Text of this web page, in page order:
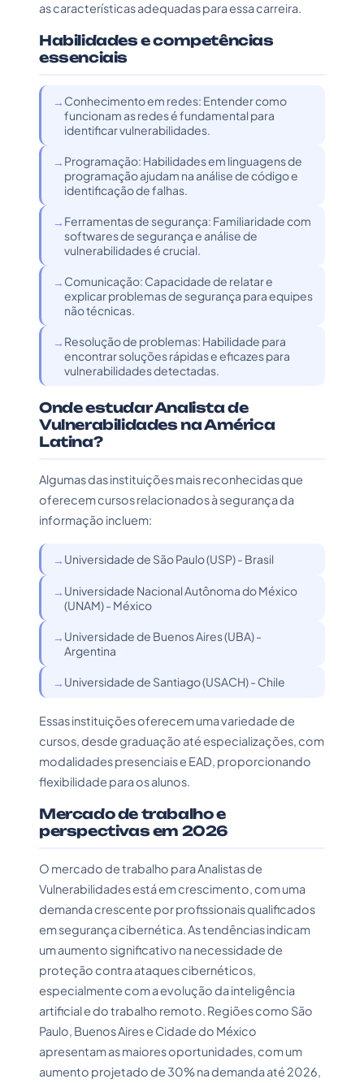
as características adequadas para essa carreira.
Habilidades e competências
essenciais
Conhecimento em redes: Entender como
funcionam as redes é fundamental para
identificar vulnerabilidades.
Programação: Habilidades em linguagens de
programação ajudam na análise de código e
identificação de falhas.
Ferramentas de segurança: Familiaridade com
softwares de segurança e análise de
vulnerabilidades é crucial.
Comunicação: Capacidade de relatar e
explicar problemas de segurança para equipes
não técnicas.
Resolução de problemas: Habilidade para
encontrar soluções rápidas e eficazes para
vulnerabilidades detectadas.
Onde estudar Analista de
Vulnerabilidades na América
Latina?
Algumas das instituições mais reconhecidas que
oferecem cursos relacionados à segurança da
informação incluem:
Universidade de São Paulo (USP) - Brasil
Universidade Nacional Autônoma do México
(UNAM) - México
Universidade de Buenos Aires (UBA) -
Argentina
Universidade de Santiago (USACH) - Chile
Essas instituições oferecem uma variedade de
cursos, desde graduação até especializações, com
modalidades presenciais e EAD, proporcionando
flexibilidade para os alunos.
Mercado de trabalho e
perspectivas em 2026
O mercado de trabalho para Analistas de
Vulnerabilidades está em crescimento, com uma
demanda crescente por profissionais qualificados
em segurança cibernética. As tendências indicam
um aumento significativo na necessidade de
proteção contra ataques cibernéticos,
especialmente com a evolução da inteligência
artificial e do trabalho remoto. Regiões como São
Paulo, Buenos Aires e Cidade do México
apresentam as maiores oportunidades, com um
aumento projetado de 30% na demanda até 2026,